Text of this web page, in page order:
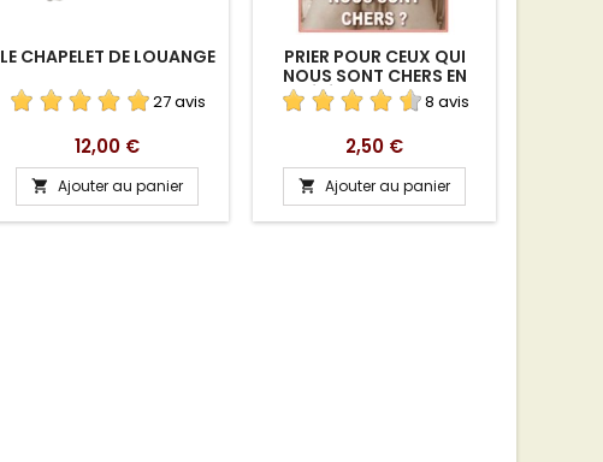
LE CHAPELET DE LOUANGE
27 avis
Prix
12,00 €
 Ajouter au panier
PRIER POUR CEUX QUI
NOUS SONT CHERS EN
TÉLÉCHARGEMENT
8 avis
Prix
2,50 €
 Ajouter au panier